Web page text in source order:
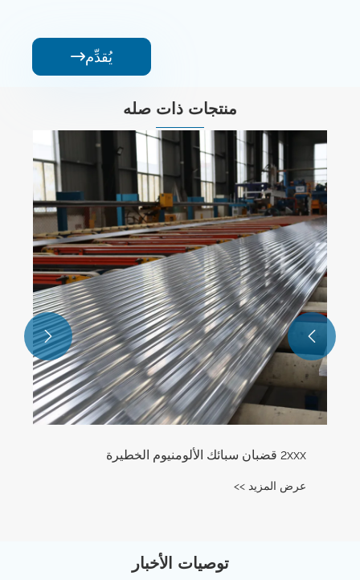
يُقدِّم
منتجات ذات صله
6xxx قضبان سبائك الألومنيوم الخطيرة
عرض المزيد >>


توصيات الأخبار